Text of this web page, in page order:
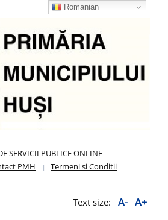
SERVICII PUBLICE ONLINE
PMH
Termeni si Conditii
Text size: A- A+
Romanian